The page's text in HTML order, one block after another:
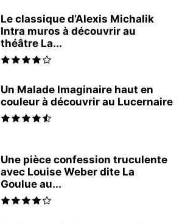
Le classique d’Alexis Michalik
Intra muros à découvrir au
théâtre La...
Un Malade Imaginaire haut en
couleur à découvrir au Lucernaire
Une pièce confession truculente
avec Louise Weber dite La
Goulue au...